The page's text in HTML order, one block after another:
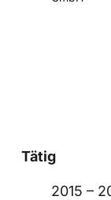
Tätig
2015 –